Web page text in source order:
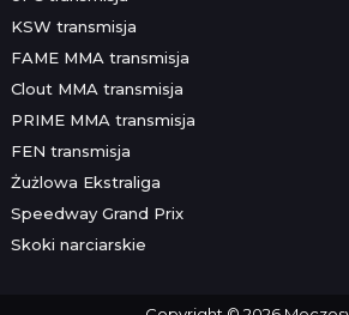
KSW transmisja
FAME MMA transmisja
Clout MMA transmisja
PRIME MMA transmisja
FEN transmisja
Żużlowa Ekstraliga
Speedway Grand Prix
Skoki narciarskie